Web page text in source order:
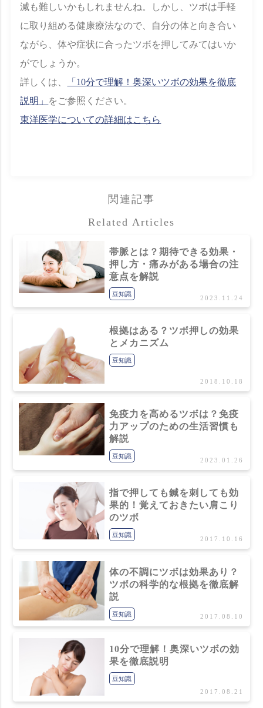
減も難しいかもしれませんね。しかし、ツボは手軽
に取り組める健康療法なので、自分の体と向き合い
ながら、体や症状に合ったツボを押してみてはいか
がでしょうか。
詳しくは、
「10分で理解！奥深いツボの効果を徹底
説明」 をご参照ください。
東洋医学についての詳細はこちら
関連記事
Related Articles
帯脈とは？期待できる効果・
押し方・痛みがある場合の注
意点を解説
豆知識
2023.11.24
根拠はある？ツボ押しの効果
とメカニズム
豆知識
2018.10.18
免疫力を高めるツボは？免疫
力アップのための生活習慣も
解説
豆知識
2023.01.26
指で押しても鍼を刺しても効
果的！覚えておきたい肩こり
のツボ
豆知識
2017.10.16
体の不調にツボは効果あり？
ツボの科学的な根拠を徹底解
説
豆知識 2017.08.10
10分で理解！奥深いツボの効
果を徹底説明
豆知識
2017.08.21